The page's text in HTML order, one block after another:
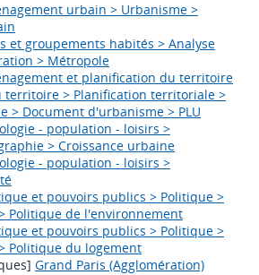
urbain > Urbanisme >
et groupements habités > Analyse
> Métropole
et planification du territoire
territoire > Planification territoriale >
> Document d'urbanisme > PLU
- population - loisirs >
> Croissance urbaine
- population - loisirs >
et pouvoirs publics > Politique >
Politique de l'environnement
et pouvoirs publics > Politique >
Politique du logement
Grand Paris (Agglomération)